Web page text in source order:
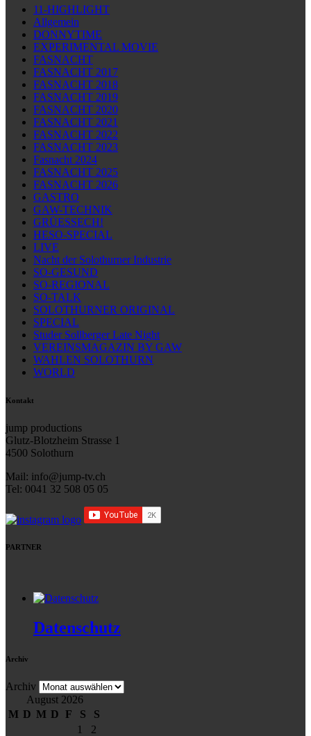
11-HIGHLIGHT
Allgemein
DONNYTIME
EXPERIMENTAL MOVIE
FASNACHT
FASNACHT 2017
FASNACHT 2018
FASNACHT 2019
FASNACHT 2020
FASNACHT 2021
FASNACHT 2022
FASNACHT 2023
Fasnacht 2024
FASNACHT 2025
FASNACHT 2026
GASTRO
GAW-TECHNIK
GRÜESSECH!
HESO-SPECIAL
LIVE
Nacht der Solothurner Industrie
SO-GESUND
SO-REGIONAL
SO-TALK
SOLOTHURNER ORIGINAL
SPECIAL
Studer Sollberger Late Night
VEREINSMAGAZIN BY GAW
WAHLEN SOLOTHURN
WORLD
Kontakt
jump productions
Glutz-Blotzheim Strasse 1
4500 Solothurn
Mail: info@jump-tv.ch
Tel: 0041 32 508 05 05
PARTNER
Datenschutz
Archiv
Archiv
August 2026
M D M D F S
S
1
2